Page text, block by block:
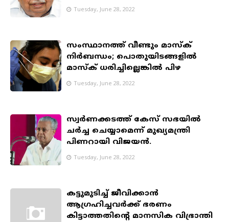
Tuesday, June 28, 2022
സംസ്ഥാനത്ത് വീണ്ടും മാസ്‌ക്
നിർബന്ധം; പൊതുയിടങ്ങളിൽ
മാസ്ക് ധരിച്ചില്ലെങ്കിൽ പിഴ
Tuesday, June 28, 2022
സ്വര്‍ണക്കടത്ത് കേസ് സഭയില്‍
ചര്‍ച്ച ചെയ്യാമെന്ന് മുഖ്യമന്ത്രി
പിണറായി വിജയന്‍.
Tuesday, June 28, 2022
കട്ടുമുടിച്ച് ജീവിക്കാന്‍
ആഗ്രഹിച്ചവര്‍ക്ക് ഭരണം
കിട്ടാത്തതിന്റെ മാനസിക വിഭ്രാന്തി